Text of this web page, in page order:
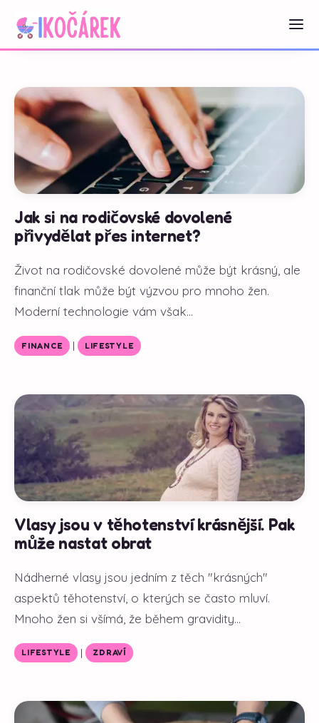
Jak si na rodičovské dovolené
přivydělat přes internet?
Život na rodičovské dovolené může být krásný, ale
finanční tlak může být výzvou pro mnoho žen.
Moderní technologie vám však...
FINANCE | LIFESTYLE
Vlasy jsou v těhotenství krásnější. Pak
může nastat obrat
Nádherné vlasy jsou jedním z těch "krásných"
aspektů těhotenství, o kterých se často mluví.
Mnoho žen si všímá, že během gravidity...
LIFESTYLE | ZDRAVÍ